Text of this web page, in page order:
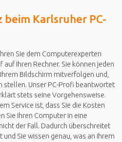
beim Karlsruher PC-
Sie dem Computerexperten
Ihren Rechner. Sie können jeden
Bildschirm mitverfolgen und,
stellen. Unser PC-Profi beantwortet
stets seine Vorgehensweise.
Service ist, dass Sie die Kosten
Sie Ihren Computer in eine
der Fall. Dadurch überschreitet
und Sie wissen genau, was an Ihrem